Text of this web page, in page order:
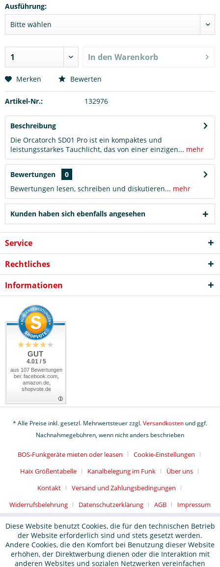
Ausführung:
In den Warenkorb
Merken Bewerten
Artikel-Nr.: 132976
Beschreibung
Die Orcatorch SD01 Pro ist ein kompaktes und
leistungsstarkes Tauchlicht, das von einer einzigen... mehr
Bewertungen
0
Bewertungen lesen, schreiben und diskutieren... mehr
Kunden haben sich ebenfalls angesehen
Service
Rechtliches
Informationen
GUT
4.01 / 5
aus 107 Bewertungen
bei: facebook.com,
amazon.de,
shopvote.de
* Alle Preise inkl. gesetzl. Mehrwertsteuer zzgl.Versandkosten und ggf.
Nachnahmegebühren, wenn nicht anders beschrieben
BOS-Funkgeräte mieten oder leasen
Cookie-Einstellungen
Haix Größentabelle
Kanalbelegung im Funk
Über uns
Kontakt
Versand und Zahlungsbedingungen
Widerrufsbelehrung
Datenschutzerklärung AGB Impressum
Diese Website benutzt Cookies, die für den technischen Betrieb
der Website erforderlich sind und stets gesetzt werden.
Andere Cookies, die den Komfort bei Benutzung dieser Website
erhöhen, der Direktwerbung dienen oder die Interaktion mit
anderen Websites und sozialen Netzwerken vereinfachen